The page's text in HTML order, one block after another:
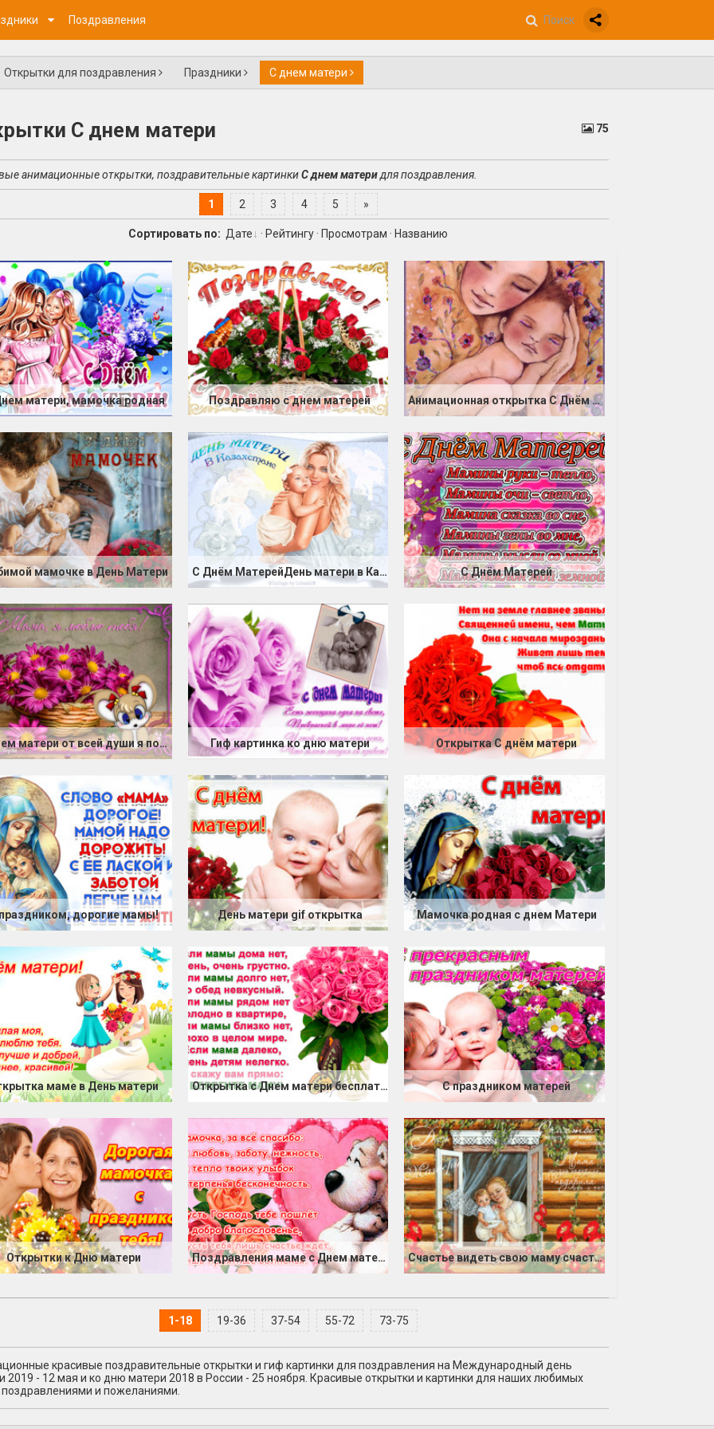
Поздравления
Открытки для поздравления Праздники С днем матери
С днем матери 75
анимационные открытки, поздравительные картинкиС днем материдля поздравления.
1 2 3 4 5 »
Сортировать по: Дате · Рейтингу · Просмотрам · Названию
матери, мамочка родная Поздравляю с днем матерей Анимационная открытка С Днём Матери
мамочке в День Матери С Днём МатерейДень матери в Казахстане С Днём Матерей
С Днем матери от всей души я поздравляю Гиф картинка ко дню матери Открытка С днём матери
дорогие мамы! День матери gif открытка Мамочка родная с днем Матери
маме в День матери Открытка с Днем матери бесплатно С праздником матерей
Открытки к Дню матери Поздравления маме с Днем матери Счастье видеть свою маму счастливой
1-18 19-36 37-54 55-72 73-75
красивые поздравительные открытки и гиф картинки для поздравления на Международный день
2019 - 12 мая и ко дню матери 2018 в России - 25 ноября. Красивые открытки и картинки для наших любимых
и пожеланиями.